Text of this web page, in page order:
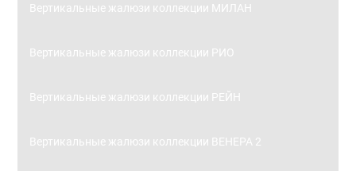
Вертикальные жалюзи коллекции МИЛАН
Вертикальные жалюзи коллекции РИО
Вертикальные жалюзи коллекции РЕЙН
Вертикальные жалюзи коллекции ВЕНЕРА 2